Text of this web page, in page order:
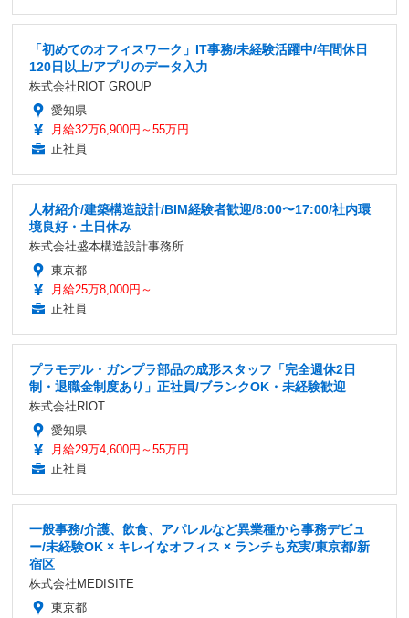
「初めてのオフィスワーク」IT事務/未経験活躍中/年間休日
120日以上/アプリのデータ入力
株式会社RIOT GROUP
愛知県
月給32万6,900円～55万円
正社員
人材紹介/建築構造設計/BIM経験者歓迎/8:00〜17:00/社内環
境良好・土日休み
株式会社盛本構造設計事務所
東京都
月給25万8,000円～
正社員
プラモデル・ガンプラ部品の成形スタッフ「完全週休2日
制・退職金制度あり」正社員/ブランクOK・未経験歓迎
株式会社RIOT
愛知県
月給29万4,600円～55万円
正社員
一般事務/介護、飲食、アパレルなど異業種から事務デビュ
ー/未経験OK × キレイなオフィス × ランチも充実/東京都/新
宿区
株式会社MEDISITE
東京都